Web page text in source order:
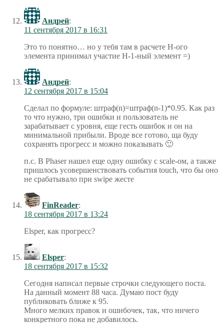
Андрей:
11 сентября 2017 в 16:31
Это то понятно… но у тебя там в расчете Н-ого
элемента принимал участие Н-1-ный элемент =)
Андрей:
12 сентября 2017 в 15:04
Сделал по формуле: штраф(n)=штраф(n-1)*0.95. Как раз
то что нужно, три ошибки и пользователь не
зарабатывает с уровня, еще гесть ошибок и он на
минимальной прибыли. Вроде все готово, ща буду
сохранять прогресс и можно показывать 🙂
п.с. В Phaser нашел еще одну ошибку с scale-ом, а также
пришлось усовершенствовать события touch, что бы оно
не срабатывало при swipe жесте
FinReader:
18 сентября 2017 в 13:24
Elsper, как прогресс?
Elsper:
18 сентября 2017 в 15:32
Сегодня написал первые строчки следующего поста.
На данный момент 88 часа. Думаю пост буду
публиковать ближе к 95.
Много мелких правок и ошибочек, так, что ничего
конкретного пока не добавилось.